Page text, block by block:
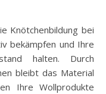
Knötchenbildung bei
bekämpfen und Ihre
halten. Durch
bleibt das Material
Ihre Wollprodukte